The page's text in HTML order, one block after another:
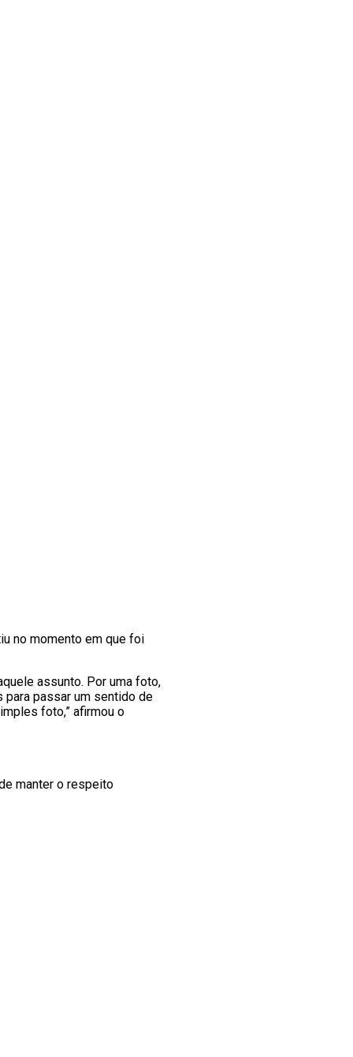
no momento em que foi
assunto. Por uma foto,
para passar um sentido de
foto,” afirmou o
manter o respeito